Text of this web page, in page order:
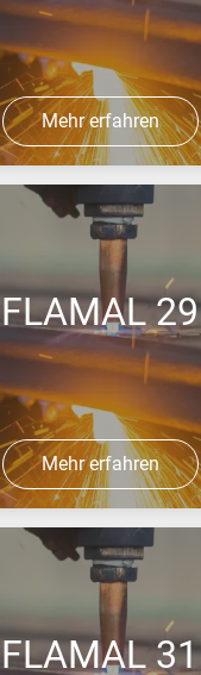
Mehr erfahren
FLAMAL 29
Mehr erfahren
FLAMAL 31